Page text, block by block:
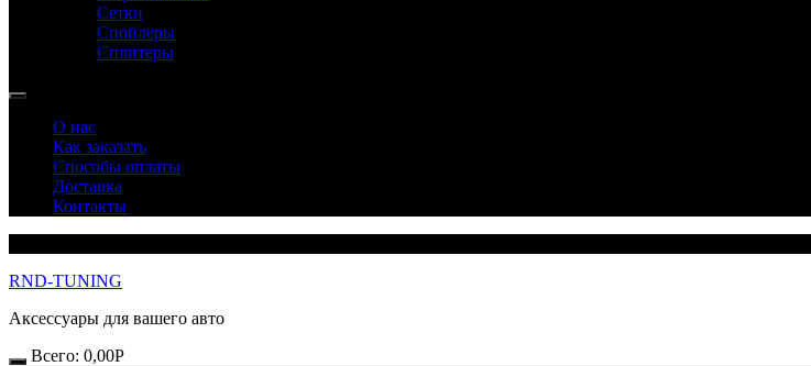
Сетки
Спойлеры
Сплитеры
О нас
Как заказать
Способы оплаты
Доставка
Контакты
RND-TUNING
Аксессуары для вашего авто
Всего: 0,00Р